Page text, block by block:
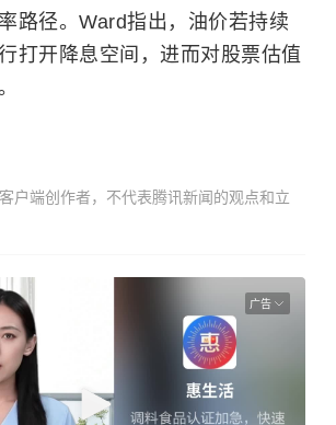
路径。Ward指出，油价若持续
打开降息空间，进而对股票估值
户端创作者，不代表腾讯新闻的观点和立
广告